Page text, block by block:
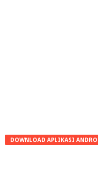
DOWNLOAD APLIKASI